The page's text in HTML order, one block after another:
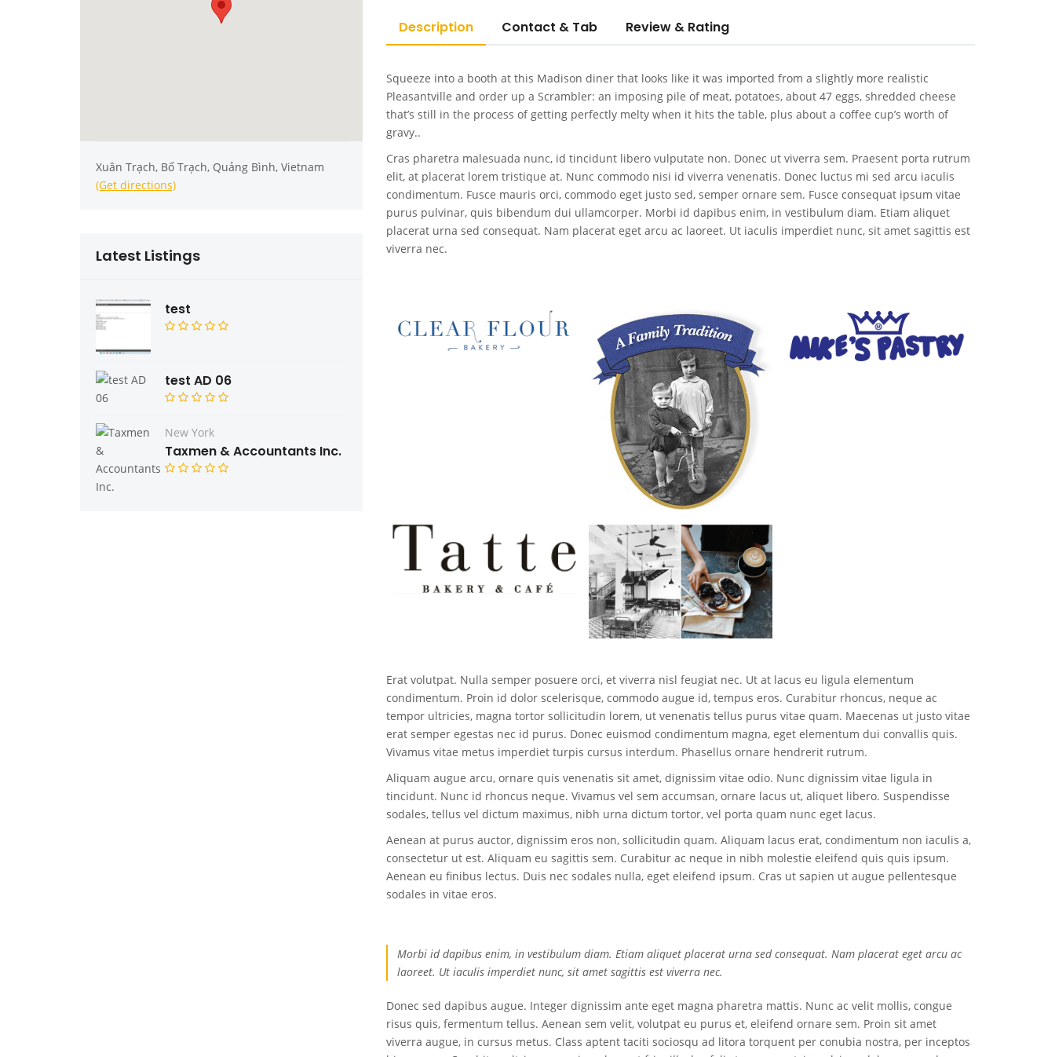
Description Contact & Tab Review & Rating
Squeeze into a booth at this Madison diner that looks like it was imported from a slightly more realistic
Pleasantville and order up a Scrambler: an imposing pile of meat, potatoes, about 47 eggs, shredded cheese
that’s still in the process of getting perfectly melty when it hits the table, plus about a coffee cup’s worth of
gravy..
Cras pharetra malesuada nunc, id tincidunt libero vulputate non. Donec ut viverra sem. Praesent porta rutrum
elit, at placerat lorem tristique at. Nunc commodo nisi id viverra venenatis. Donec luctus mi sed arcu iaculis
condimentum. Fusce mauris orci, commodo eget justo sed, semper ornare sem. Fusce consequat ipsum vitae
purus pulvinar, quis bibendum dui ullamcorper. Morbi id dapibus enim, in vestibulum diam. Etiam aliquet
placerat urna sed consequat. Nam placerat eget arcu ac laoreet. Ut iaculis imperdiet nunc, sit amet sagittis est
viverra nec.
Erat volutpat. Nulla semper posuere orci, et viverra nisl feugiat nec. Ut at lacus eu ligula elementum
condimentum. Proin id dolor scelerisque, commodo augue id, tempus eros. Curabitur rhoncus, neque ac
tempor ultricies, magna tortor sollicitudin lorem, ut venenatis tellus purus vitae quam. Maecenas ut justo vitae
erat semper egestas nec id purus. Donec euismod condimentum magna, eget elementum dui convallis quis.
Vivamus vitae metus imperdiet turpis cursus interdum. Phasellus ornare hendrerit rutrum.
Aliquam augue arcu, ornare quis venenatis sit amet, dignissim vitae odio. Nunc dignissim vitae ligula in
tincidunt. Nunc id rhoncus neque. Vivamus vel sem accumsan, ornare lacus ut, aliquet libero. Suspendisse
sodales, tellus vel dictum maximus, nibh urna dictum tortor, vel porta quam nunc eget lacus.
Aenean at purus auctor, dignissim eros non, sollicitudin quam. Aliquam lacus erat, condimentum non iaculis a,
consectetur ut est. Aliquam eu sagittis sem. Curabitur ac neque in nibh molestie eleifend quis quis ipsum.
Aenean eu finibus lectus. Duis nec sodales nulla, eget eleifend ipsum. Cras ut sapien ut augue pellentesque
sodales in vitae eros.
Morbi id dapibus enim, in vestibulum diam. Etiam aliquet placerat urna sed consequat. Nam placerat eget arcu ac
laoreet. Ut iaculis imperdiet nunc, sit amet sagittis est viverra nec.
Donec sed dapibus augue. Integer dignissim ante eget magna pharetra mattis. Nunc ac velit mollis, congue
risus quis, fermentum tellus. Aenean sem velit, volutpat eu purus et, eleifend ornare sem. Proin sit amet
viverra augue, in cursus metus. Class aptent taciti sociosqu ad litora torquent per conubia nostra, per inceptos
Xuân Trạch, Bố Trạch, Quảng Bình, Vietnam
(Get directions)
Latest Listings
test
test AD 06
New York
Taxmen & Accountants Inc.